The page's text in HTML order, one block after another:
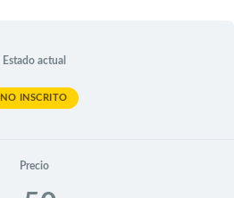
Estado actual
NO INSCRITO
Precio